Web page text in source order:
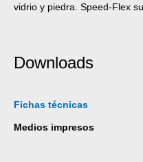
vidrio y piedra. Speed-Flex
resistencia inicial permite
en seco e interiores,
de tiendas y en todas las
los productos que las
Downloads
Fichas técnicas
Medios impresos